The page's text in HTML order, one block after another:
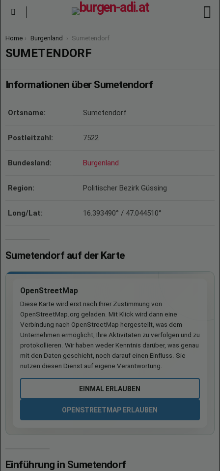
You are here:
Home Burgenland Sumetendorf
SUMETENDORF
Informationen über Sumetendorf
Ortsname: Sumetendorf
Postleitzahl: 7522
Bundesland: Burgenland
Region: Politischer Bezirk Güssing
Long/Lat: 16.393490° / 47.044510°
Sumetendorf auf der Karte
OpenStreetMap
Diese Karte wird erst nach Ihrer Zustimmung von
OpenStreetMap.org geladen. Mit Klick wird dann eine
Verbindung nach OpenStreetMap hergestellt, was dem
Unternehmen ermöglicht, Ihre Aktivitäten zu verfolgen und zu
protokollieren. Wir haben weder Kenntnis darüber, was genau
mit den Daten geschieht, noch darauf einen Einfluss. Sie
nutzen diesen Dienst auf eigene Verantwortung.
EINMAL ERLAUBEN
OPENSTREETMAP ERLAUBEN
Einführung in Sumetendorf